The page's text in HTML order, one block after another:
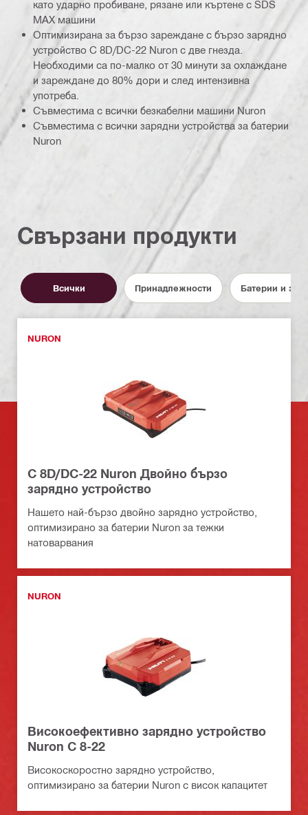
като ударно пробиване, рязане или къртене с SDS
MAX машини
Оптимизирана за бързо зареждане с бързо зарядно
устройство C 8D/DC-22 Nuron с две гнезда.
Необходими са по-малко от 30 минути за охлаждане
и зареждане до 80% дори и след интензивна
употреба.
Съвместима с всички безкабелни машини Nuron
Съвместима с всички зарядни устройства за батерии
Nuron
Свързани продукти
Всички Принадлежности Батерии и
NURON
C 8D/DC-22 Nuron Двойно бързо
зарядно устройство
Нашето най-бързо двойно зарядно устройство,
оптимизирано за батерии Nuron за тежки
натоварвания
NURON
Високоефективно зарядно устройство
Nuron C 8-22
Високоскоростно зарядно устройство,
оптимизирано за батерии Nuron с висок капацитет